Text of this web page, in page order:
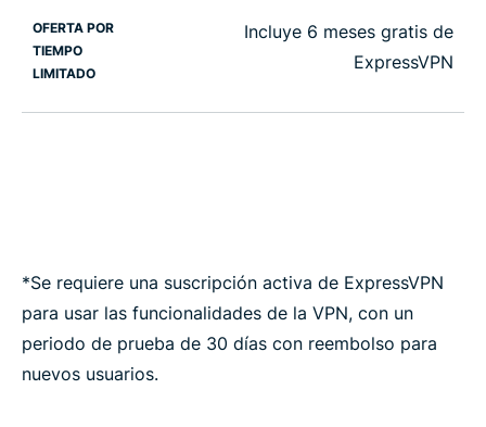
OFERTA POR
TIEMPO
LIMITADO
Incluye 6 meses gratis de
ExpressVPN
*Se requiere una suscripción activa de ExpressVPN
para usar las funcionalidades de la VPN, con un
periodo de prueba de 30 días con reembolso para
nuevos usuarios.